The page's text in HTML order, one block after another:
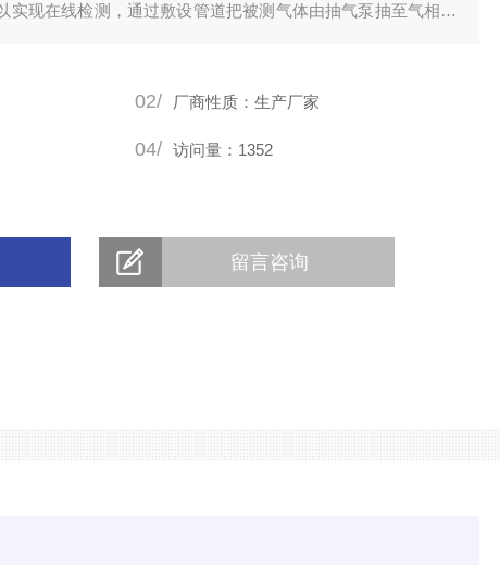
实现在线检测，通过敷设管道把被测气体由抽气泵抽至气相色
02/ 厂商性质：生产厂家
04/ 访问量：1352
留言咨询